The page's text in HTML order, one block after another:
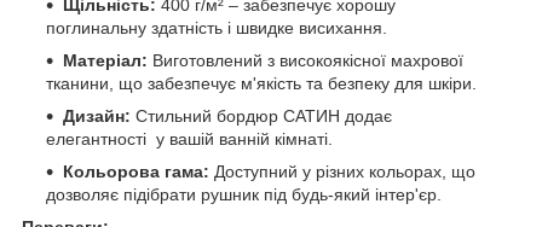
Щільність: 400 г/м² – забезпечує хорошу
поглинальну здатність і швидке висихання.
Матеріал: Виготовлений з високоякісної махрової
тканини, що забезпечує м'якість та безпеку для шкіри.
Дизайн: Стильний бордюр САТИН додає
елегантності у вашій ванній кімнаті.
Кольорова гама: Доступний у різних кольорах, що
дозволяє підібрати рушник під будь-який інтер'єр.